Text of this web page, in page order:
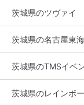
茨城県のツヴァイ
茨城県の名古屋東
茨城県のTMSイベ
茨城県のレインボ